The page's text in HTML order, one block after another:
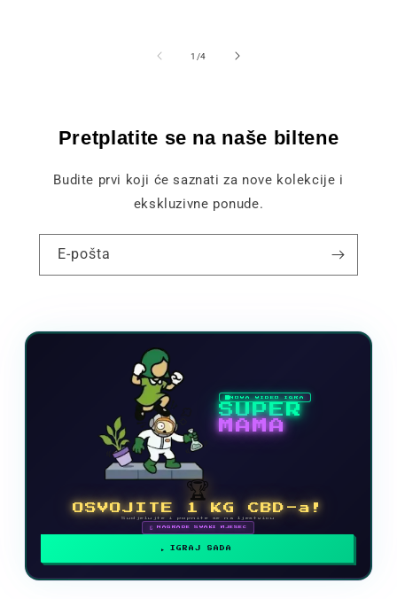
1 /od
4
Pretplatite se na naše biltene
Budite prvi koji će saznati za nove kolekcije i
ekskluzivne ponude.
E-pošta
NOVA VIDEO IGRA
SUPER
MAMA
🏆
OSVOJITE 1 KG CBD-a!
Sudjelujte i popnite se na ljestvicu
🗓 NAGRADE SVAKI MJESEC
IGRAJ SADA